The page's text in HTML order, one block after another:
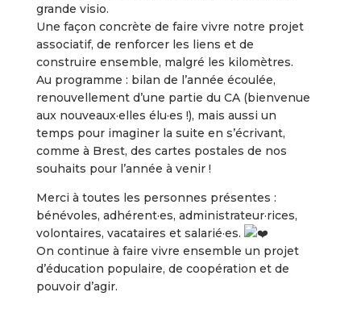
grande visio.
Une façon concrète de faire vivre notre projet
associatif, de renforcer les liens et de
construire ensemble, malgré les kilomètres.
Au programme : bilan de l’année écoulée,
renouvellement d’une partie du CA (bienvenue
aux nouveaux·elles élu·es !), mais aussi un
temps pour imaginer la suite en s’écrivant,
comme à Brest, des cartes postales de nos
souhaits pour l’année à venir !
Merci à toutes les personnes présentes :
bénévoles, adhérent·es, administrateur·rices,
volontaires, vacataires et salarié·es.
On continue à faire vivre ensemble un projet
d’éducation populaire, de coopération et de
pouvoir d’agir.